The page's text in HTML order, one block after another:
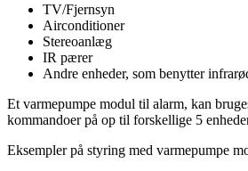
TV/Fjernsyn
Airconditioner
Stereoanlæg
IR pærer
Andre enheder, som benytter
Et varmepumpe modul til alarm, kan
kommandoer på op til forskellige 5
Eksempler på styring med varmepumpe